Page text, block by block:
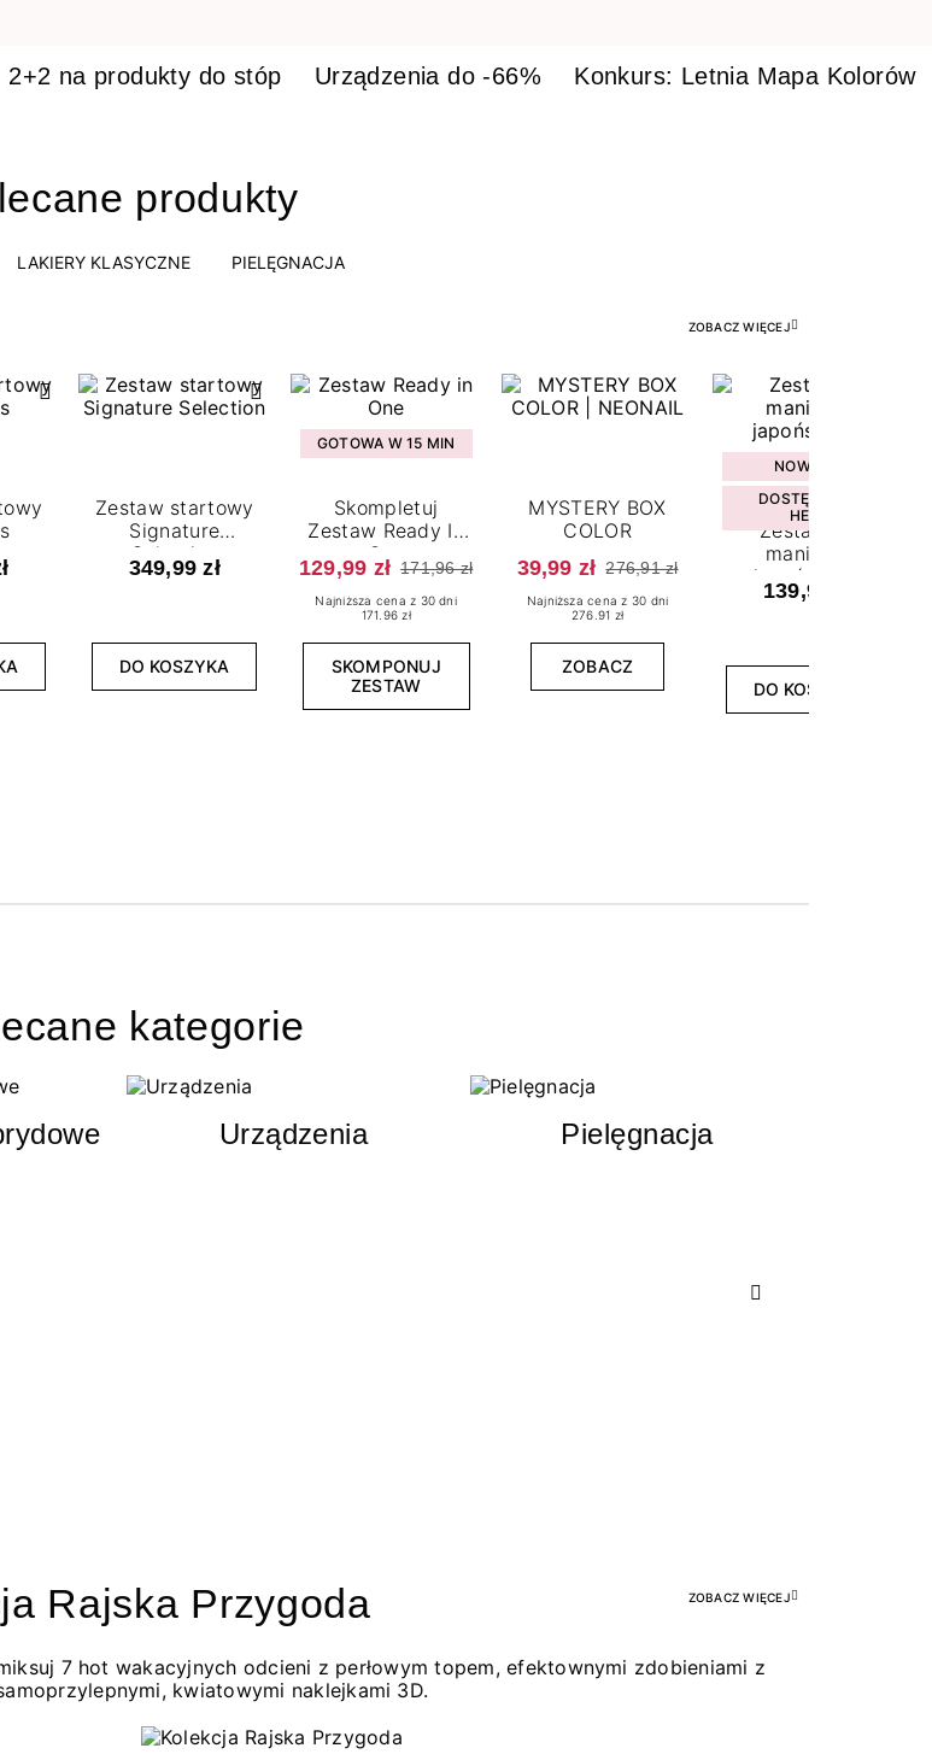
2+2 na produkty do stóp Urządzenia do -66% Konkurs: Letnia Mapa Kolorów
produkty
LAKIERY KLASYCZNE PIELĘGNACJA
ZOBACZ WIĘCEJ
Zestaw startowy
Signature
Selection
349,99 zł
DO KOSZYKA
GOTOWA W 15 MIN
Skompletuj
Zestaw Ready In
One
129,99 zł 171,96 zł
Najniższa cena z 30 dni
171.96 zł
SKOMPONUJ
ZESTAW
MYSTERY BOX
COLOR
39,99 zł 276,91 zł
Najniższa cena z 30 dni
276.91 zł
ZOBACZ
NOWOŚĆ
DOSTĘPNY W
HEBE
Zestaw do
manicure
japońskiego
139,99 zł
DO KOSZYKA
kategorie
Urządzenia Pielęgnacja
Rajska Przygoda ZOBACZ WIĘCEJ
7 hot wakacyjnych odcieni z perłowym topem, efektownymi zdobieniami z
kwiatowymi naklejkami 3D.